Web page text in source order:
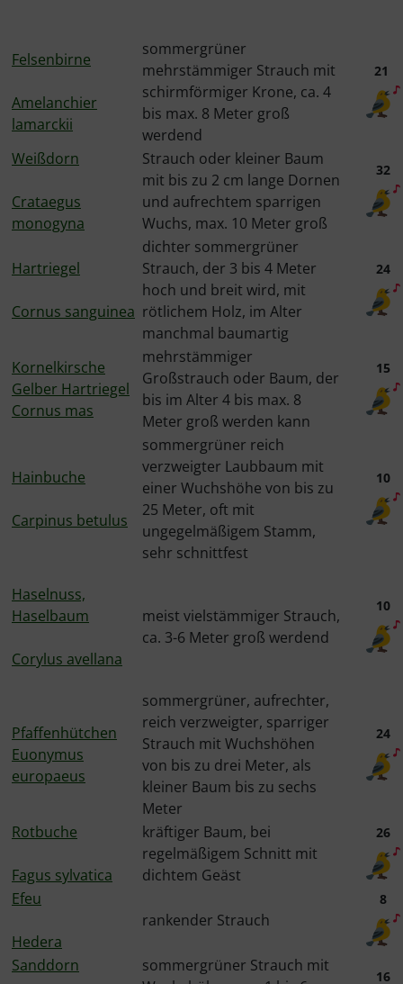
Felsenbirne
Amelanchier
lamarckii
sommergrüner
mehrstämmiger Strauch mit
schirmförmiger Krone, ca. 4
bis max. 8 Meter groß
werdend
21
Weißdorn
Crataegus
monogyna
Strauch oder kleiner Baum
mit bis zu 2 cm lange Dornen
und aufrechtem sparrigen
Wuchs, max. 10 Meter groß
32
Hartriegel
Cornus sanguinea
dichter sommergrüner
Strauch, der 3 bis 4 Meter
hoch und breit wird, mit
rötlichem Holz, im Alter
manchmal baumartig
24
Kornelkirsche
Gelber Hartriegel
Cornus mas
mehrstämmiger
Großstrauch oder Baum, der
bis im Alter 4 bis max. 8
Meter groß werden kann
15
Hainbuche
Carpinus betulus
sommergrüner reich
verzweigter Laubbaum mit
einer Wuchshöhe von bis zu
25 Meter, oft mit
ungegelmäßigem Stamm,
sehr schnittfest
10
Haselnuss,
Haselbaum
Corylus avellana
meist vielstämmiger Strauch,
ca. 3-6 Meter groß werdend
10
Pfaffenhütchen
Euonymus
europaeus
sommergrüner, aufrechter,
reich verzweigter, sparriger
Strauch mit Wuchshöhen
von bis zu drei Meter, als
kleiner Baum bis zu sechs
Meter
24
Rotbuche
Fagus sylvatica
kräftiger Baum, bei
regelmäßigem Schnitt mit
dichtem Geäst
26
Efeu
Hedera
rankender Strauch
8
Sanddorn
sommergrüner Strauch mit
16